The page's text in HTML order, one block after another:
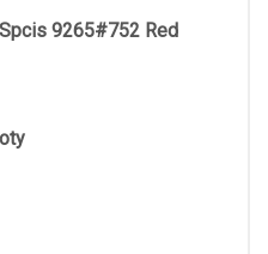
9265#752 Red